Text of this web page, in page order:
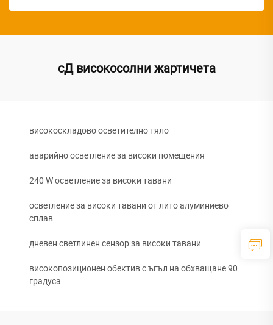
сД високосолни жартичета
високоскладово осветително тяло
аварийно осветление за високи помещения
240 W осветление за високи тавани
осветление за високи тавани от лито алуминиево
сплав
дневен светлинен сензор за високи тавани
високопозиционен обектив с ъгъл на обхващане 90
градуса